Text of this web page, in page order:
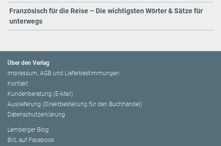
Französisch für die Reise – Die wichtigsten Wörter & Sätze für
unterwegs
Über den Verlag
Impressum, AGB und Lieferbestimmungen
Kontakt
Kundenberatung (E-Mail)
Auslieferung (Direktbestellung für den Buchhandel)
Datenschutzerklärung
Lemberger Blog
BVL auf Facebook